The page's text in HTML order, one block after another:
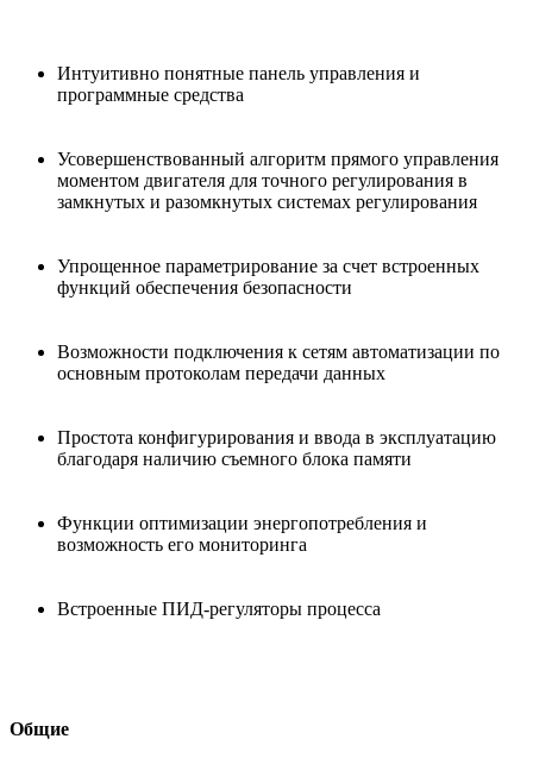
Интуитивно понятные панель управления и
программные средства
Усовершенствованный алгоритм прямого управления
моментом двигателя для точного регулирования в
замкнутых и разомкнутых системах регулирования
Упрощенное параметрирование за счет встроенных
функций обеспечения безопасности
Возможности подключения к сетям автоматизации по
основным протоколам передачи данных
Простота конфигурирования и ввода в эксплуатацию
благодаря наличию съемного блока памяти
Функции оптимизации энергопотребления и
возможность его мониторинга
Встроенные ПИД-регуляторы процесса
Общие